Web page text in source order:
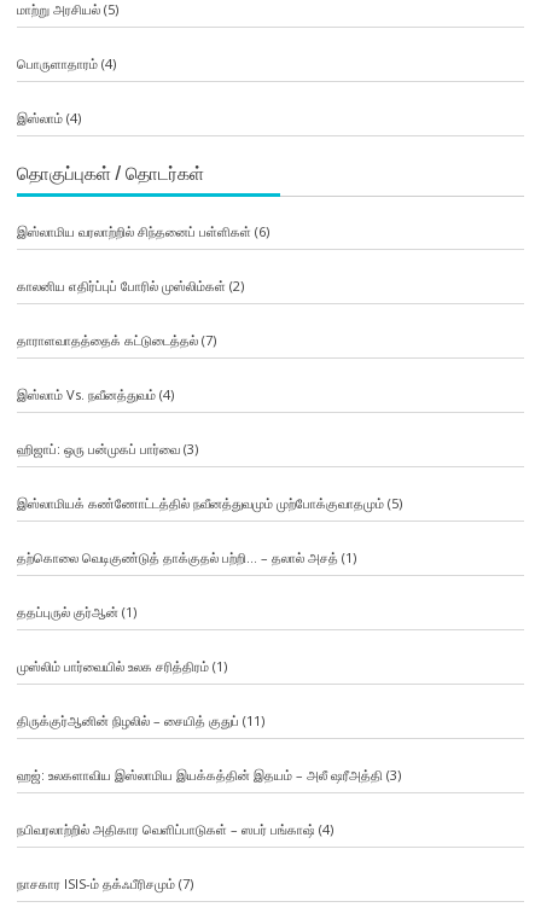
மாற்று அரசியல்(5)
பொருளாதாரம்(4)
இஸ்லாம்(4)
தொகுப்புகள் / தொடர்கள்
இஸ்லாமிய வரலாற்றில் சிந்தனைப் பள்ளிகள் (6)
காலனிய எதிர்ப்புப் போரில் முஸ்லிம்கள் (2)
தாராளவாதத்தைக் கட்டுடைத்தல்(7)
இஸ்லாம் Vs. நவீனத்துவம்(4)
ஹிஜாப்: ஒரு பன்முகப் பார்வை(3)
இஸ்லாமியக் கண்ணோட்டத்தில் நவீனத்துவமும் முற்போக்குவாதமும்(5)
தற்கொலை வெடிகுண்டுத் தாக்குதல் பற்றி… – தலால் அசத் (1)
ததப்புருல் குர்ஆன் (1)
முஸ்லிம் பார்வையில் உலக சரித்திரம்(1)
திருக்குர்ஆனின் நிழலில் – சையித் குதுப் (11)
ஹஜ்: உலகளாவிய இஸ்லாமிய இயக்கத்தின் இதயம் – அலீ ஷரீஅத்தி (3)
நபிவரலாற்றில் அதிகார வெளிப்பாடுகள் – ஸபர் பங்காஷ் (4)
நாசகார ISIS-ம் தக்ஃபீரிசமும்(7)